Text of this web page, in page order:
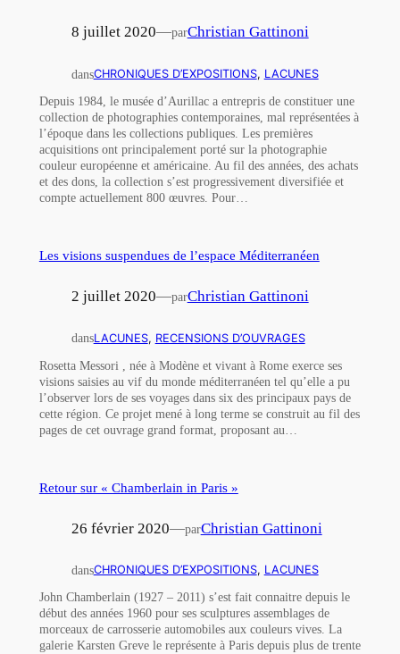
8 juillet 2020—parChristian Gattinoni
dansCHRONIQUES D’EXPOSITIONS, LACUNES
Depuis 1984, le musée d’Aurillac a entrepris de constituer une
collection de photographies contemporaines, mal représentées à
l’époque dans les collections publiques. Les premières
acquisitions ont principalement porté sur la photographie
couleur européenne et américaine. Au fil des années, des achats
et des dons, la collection s’est progressivement diversifiée et
compte actuellement 800 œuvres. Pour…
Les visions suspendues de l’espace Méditerranéen
2 juillet 2020—parChristian Gattinoni
dansLACUNES, RECENSIONS D’OUVRAGES
Rosetta Messori , née à Modène et vivant à Rome exerce ses
visions saisies au vif du monde méditerranéen tel qu’elle a pu
l’observer lors de ses voyages dans six des principaux pays de
cette région. Ce projet mené à long terme se construit au fil des
pages de cet ouvrage grand format, proposant au…
Retour sur « Chamberlain in Paris »
26 février 2020—parChristian Gattinoni
dansCHRONIQUES D’EXPOSITIONS, LACUNES
John Chamberlain (1927 – 2011) s’est fait connaitre depuis le
début des années 1960 pour ses sculptures assemblages de
morceaux de carrosserie automobiles aux couleurs vives. La
galerie Karsten Greve le représente à Paris depuis plus de trente